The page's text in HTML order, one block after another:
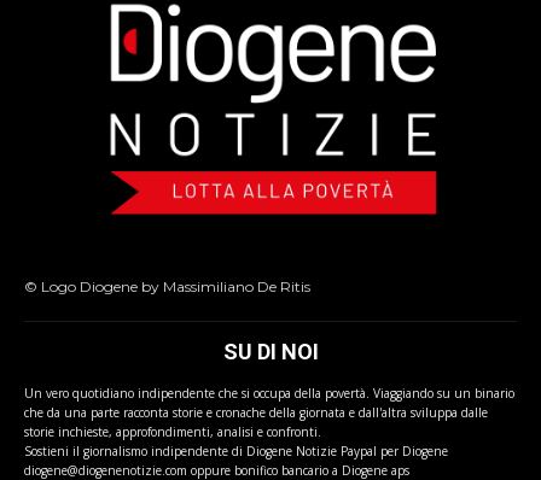
© Logo Diogene by Massimiliano De Ritis
SU DI NOI
Un vero quotidiano indipendente che si occupa della povertà. Viaggiando su un binario
che da una parte racconta storie e cronache della giornata e dall'altra sviluppa dalle
storie inchieste, approfondimenti, analisi e confronti.
Sostieni il giornalismo indipendente di Diogene Notizie Paypal per Diogene
diogene@diogenenotizie.com oppure bonifico bancario a Diogene aps